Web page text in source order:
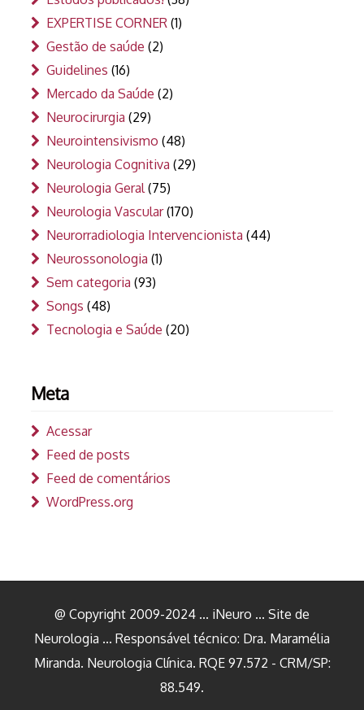
EXPERTISE CORNER (1)
Gestão de saúde (2)
Guidelines (16)
Mercado da Saúde (2)
Neurocirurgia (29)
Neurointensivismo (48)
Neurologia Cognitiva (29)
Neurologia Geral(75)
Neurologia Vascular(170)
Neurorradiologia Intervencionista (44)
Neurossonologia (1)
Sem categoria (93)
Songs (48)
Tecnologia e Saúde (20)
Meta
Acessar
Feed de posts
Feed de comentários
WordPress.org
@ Copyright 2009-2024 ... iNeuro ... Site de
Neurologia ... Responsável técnico: Dra. Maramélia
Miranda. Neurologia Clínica. RQE 97.572 - CRM/SP:
88.549.